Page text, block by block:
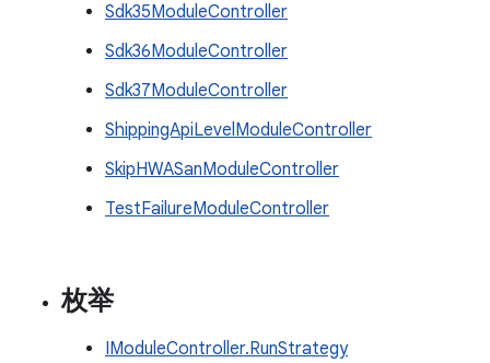
Sdk35ModuleController
Sdk36ModuleController
Sdk37ModuleController
ShippingApiLevelModuleController
SkipHWASanModuleController
TestFailureModuleController
枚举
IModuleController.RunStrategy